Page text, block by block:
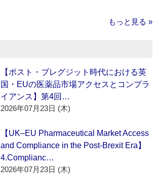
もっと見る »
【ポスト・ブレグジット時代における英
国・EUの医薬品市場アクセスとコンプラ
イアンス】第4回…
2026年07月23日 (木)
【UK–EU Pharmaceutical Market Access
and Compliance in the Post-Brexit Era】
4.Complianc…
2026年07月23日 (木)